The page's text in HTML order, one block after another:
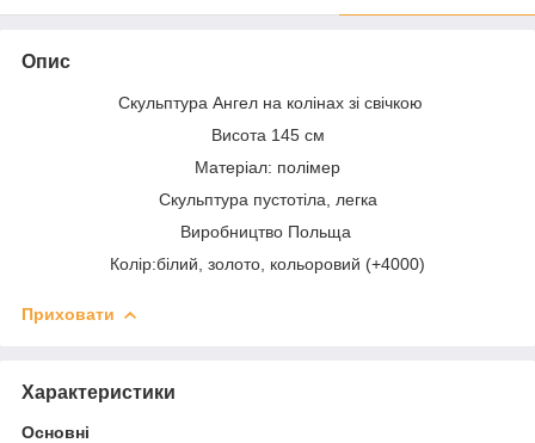
Опис
Скульптура Ангел на колінах зі свічкою
Висота 145 см
Матеріал: полімер
Скульптура пустотіла, легка
Виробництво Польща
Колір:білий, золото, кольоровий (+4000)
Приховати
Характеристики
Основні